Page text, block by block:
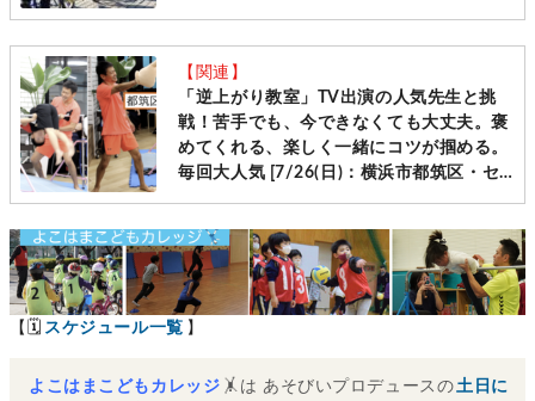
【関連】
「逆上がり教室」TV出演の人気先生と挑
戦！苦手でも、今できなくても大丈夫。褒
めてくれる、楽しく一緒にコツが掴める。
毎回大人気 [7/26(日)：横浜市都筑区・セ
【🗓 スケジュール一覧 】
よこはまこどもカレッジ 🤸は あそびいプロデュースの 土日に